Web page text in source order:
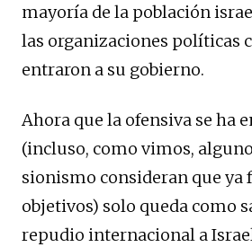
mayoría de la población
las organizaciones políticas
entraron a su gobierno.
Ahora que la ofensiva se ha
(incluso, como vimos,
sionismo consideran que ya
objetivos) solo queda como
repudio internacional a